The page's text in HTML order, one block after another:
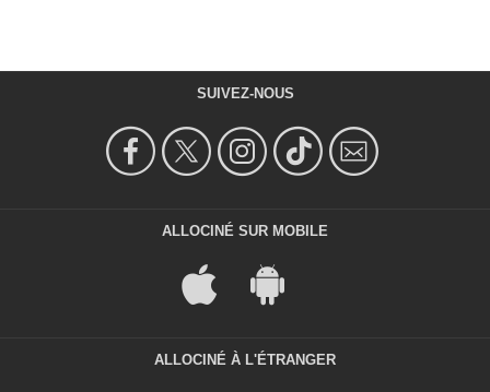
SUIVEZ-NOUS
ALLOCINÉ SUR MOBILE
ALLOCINÉ À L'ÉTRANGER